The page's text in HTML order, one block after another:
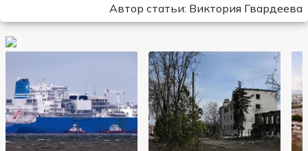
Автор статьи: Виктория Гвардеева